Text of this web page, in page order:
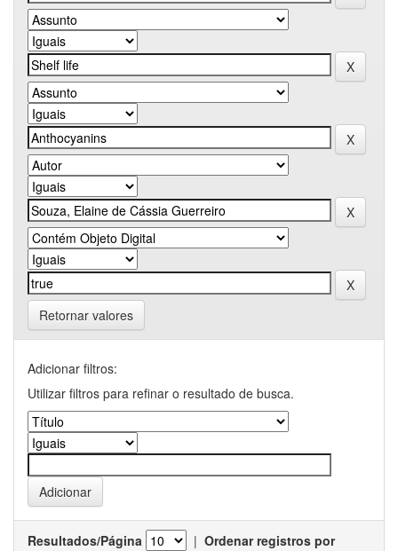
Retornar valores
Adicionar filtros:
Utilizar filtros para refinar o resultado de busca.
Resultados/Página | Ordenar registros por